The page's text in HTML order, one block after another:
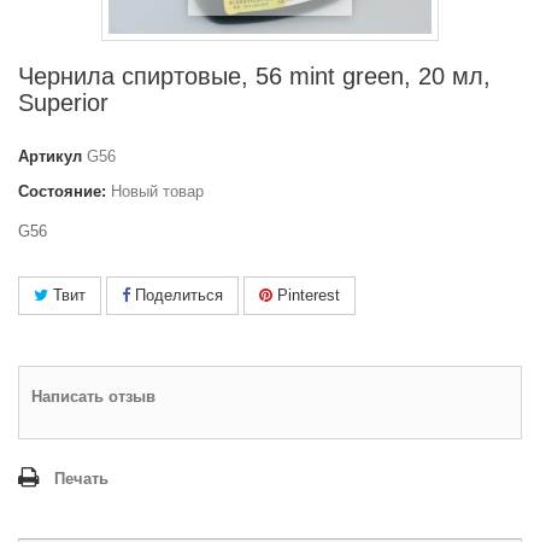
Чернила спиртовые, 56 mint green, 20 мл,
Superior
Артикул G56
Состояние: Новый товар
G56
Твит Поделиться Pinterest
Написать отзыв
Печать